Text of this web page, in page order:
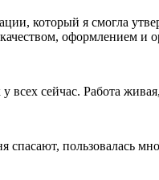
который я смогла
оформлением и
сейчас. Работа
спасают, пользовалась